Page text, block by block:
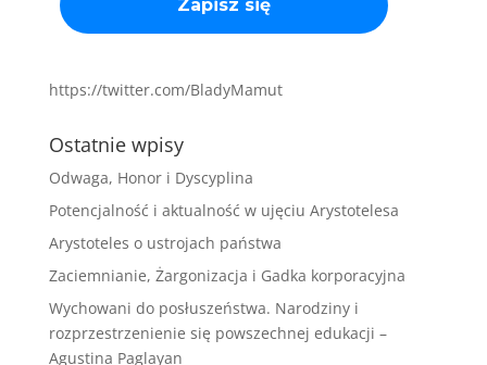
https://twitter.com/BladyMamut
Ostatnie wpisy
Odwaga, Honor i Dyscyplina
Potencjalność i aktualność w ujęciu Arystotelesa
Arystoteles o ustrojach państwa
Zaciemnianie, Żargonizacja i Gadka korporacyjna
Wychowani do posłuszeństwa. Narodziny i
rozprzestrzenienie się powszechnej edukacji –
Agustina Paglayan